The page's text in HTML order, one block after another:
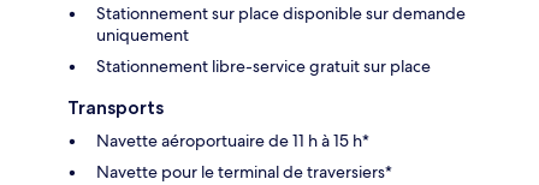
Stationnement sur place disponible sur demande
uniquement
Stationnement libre-service gratuit sur place
Transports
Navette aéroportuaire de 11 h à 15 h*
Navette pour le terminal de traversiers*